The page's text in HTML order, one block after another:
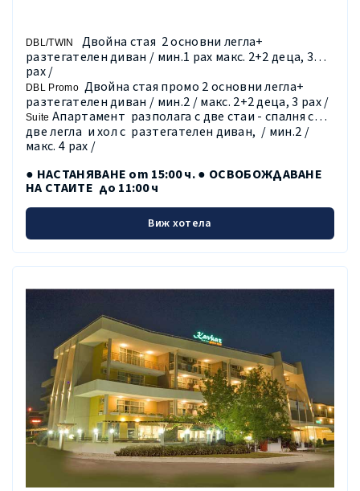
DBL/TWIN Двойна стая 2 основни легла+
разтегателен диван / мин.1 рах макс. 2+2 деца, 3
рах /
DBL Promo Двойна стая промо 2 основни легла+
разтегателен диван / мин.2 / макс. 2+2 деца, 3 рах /
Suite Апартамент разполага с две стаи - спалня с
две легла и хол с разтегателен диван, / мин.2 /
макс. 4 рах /
● НАСТАНЯВАНЕ от 15:00 ч. ● ОСВОБОЖДАВАНЕ
НА СТАИТЕ до 11:00 ч
Виж хотела